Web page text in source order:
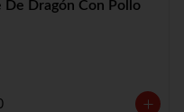
De Dragón Con Pollo